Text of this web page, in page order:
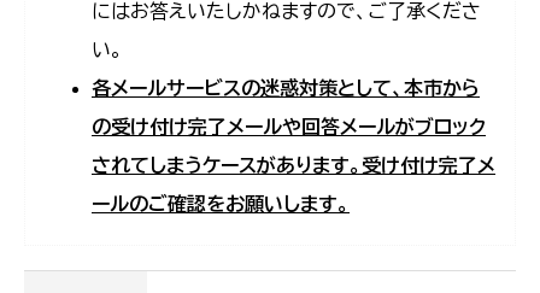
にはお答えいたしかねますので、ご了承くださ
い。
各メールサービスの迷惑対策として、本市から
の受け付け完了メールや回答メールがブロック
されてしまうケースがあります。受け付け完了メ
ールのご確認をお願いします。